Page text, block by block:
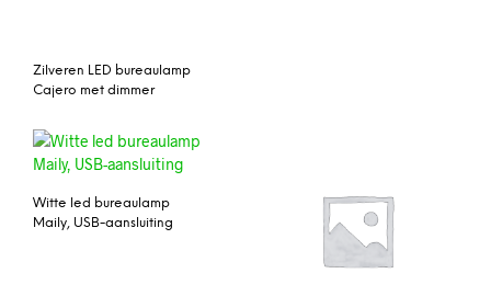
Zilveren LED bureaulamp
Cajero met dimmer
Witte led bureaulamp
Maily, USB-aansluiting